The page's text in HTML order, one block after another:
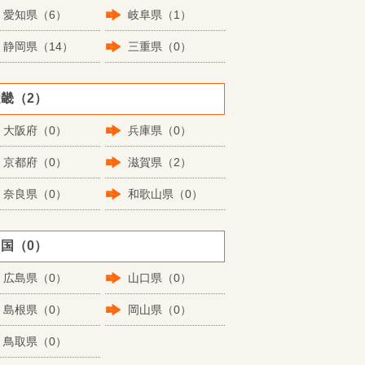
愛知県（6） 岐阜県（1）
静岡県（14） 三重県（0）
（2）
大阪府（0） 兵庫県（0）
京都府（0） 滋賀県（2）
奈良県（0） 和歌山県（0）
（0）
広島県（0） 山口県（0）
島根県（0） 岡山県（0）
鳥取県（0）